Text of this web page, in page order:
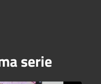
serie